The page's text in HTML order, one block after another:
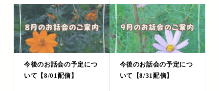
今後のお話会の予定につ
いて【8/01配信】
今後のお話会の予定につ
いて【8/31配信】